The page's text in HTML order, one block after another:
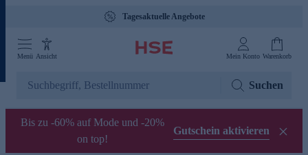
Tagesaktuelle Angebote
Menü Ansicht Mein Konto Warenkorb
Suchen
Bis zu -60% auf Mode und -20%
on top!
Gutschein aktivieren